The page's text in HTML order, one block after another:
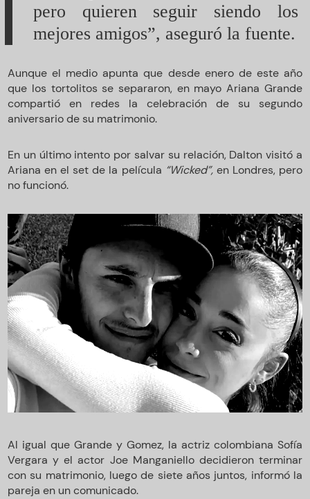
pero quieren seguir siendo los
mejores amigos”, aseguró la fuente.
Aunque el medio apunta que desde enero de este año
que los tortolitos se separaron, en mayo Ariana Grande
compartió en redes la celebración de su segundo
aniversario de su matrimonio.
En un último intento por salvar su relación, Dalton visitó a
Ariana en el set de la película “Wicked”,en Londres, pero
no funcionó.
Al igual que Grande y Gomez, la actriz colombiana Sofía
Vergara y el actor Joe Manganiello decidieron terminar
con su matrimonio, luego de siete años juntos, informó la
pareja en un comunicado.